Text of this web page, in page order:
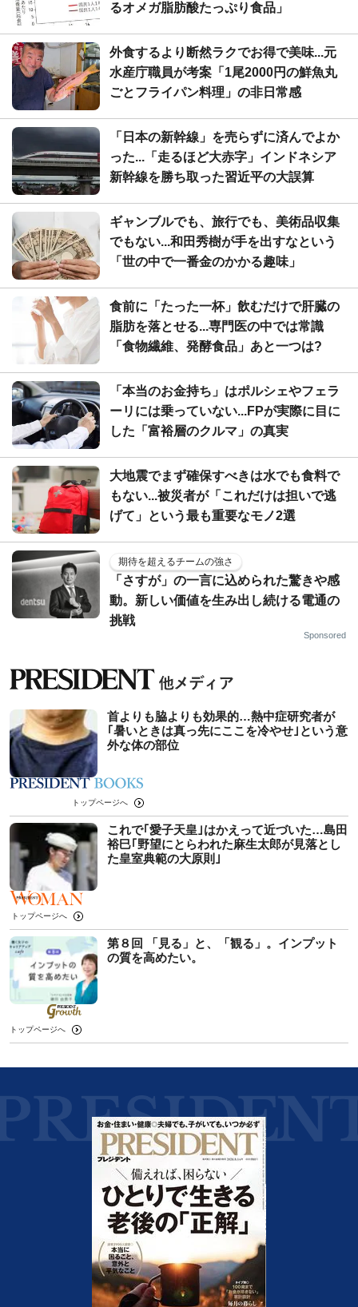
るオメガ脂肪酸たっぷり食品」
外食するより断然ラクでお得で美味...元
水産庁職員が考案「1尾2000円の鮮魚丸
ごとフライパン料理」の非日常感
「日本の新幹線」を売らずに済んでよか
った...「走るほど大赤字」インドネシア
新幹線を勝ち取った習近平の大誤算
ギャンブルでも、旅行でも、美術品収集
でもない...和田秀樹が手を出すなという
「世の中で一番金のかかる趣味」
食前に「たった一杯」飲むだけで肝臓の
脂肪を落とせる...専門医の中では常識
「食物繊維、発酵食品」あと一つは?
「本当のお金持ち」はポルシェやフェラ
ーリには乗っていない...FPが実際に目に
した「富裕層のクルマ」の真実
大地震でまず確保すべきは水でも食料で
もない...被災者が「これだけは担いで逃
げて」という最も重要なモノ2選
期待を超えるチームの強さ
「さすが」の一言に込められた驚きや感
動。新しい価値を生み出し続ける電通の
挑戦
Sponsored
首よりも脇よりも効果的…熱中症研究者が
｢暑いときは真っ先にここを冷やせ｣という意
外な体の部位
トップページへ
これで｢愛子天皇｣はかえって近づいた…島田
裕巳｢野望にとらわれた麻生太郎が見落とし
た皇室典範の大原則｣
トップページへ
第８回 「見る」と、「観る」。インプット
の質を高めたい。
トップページへ